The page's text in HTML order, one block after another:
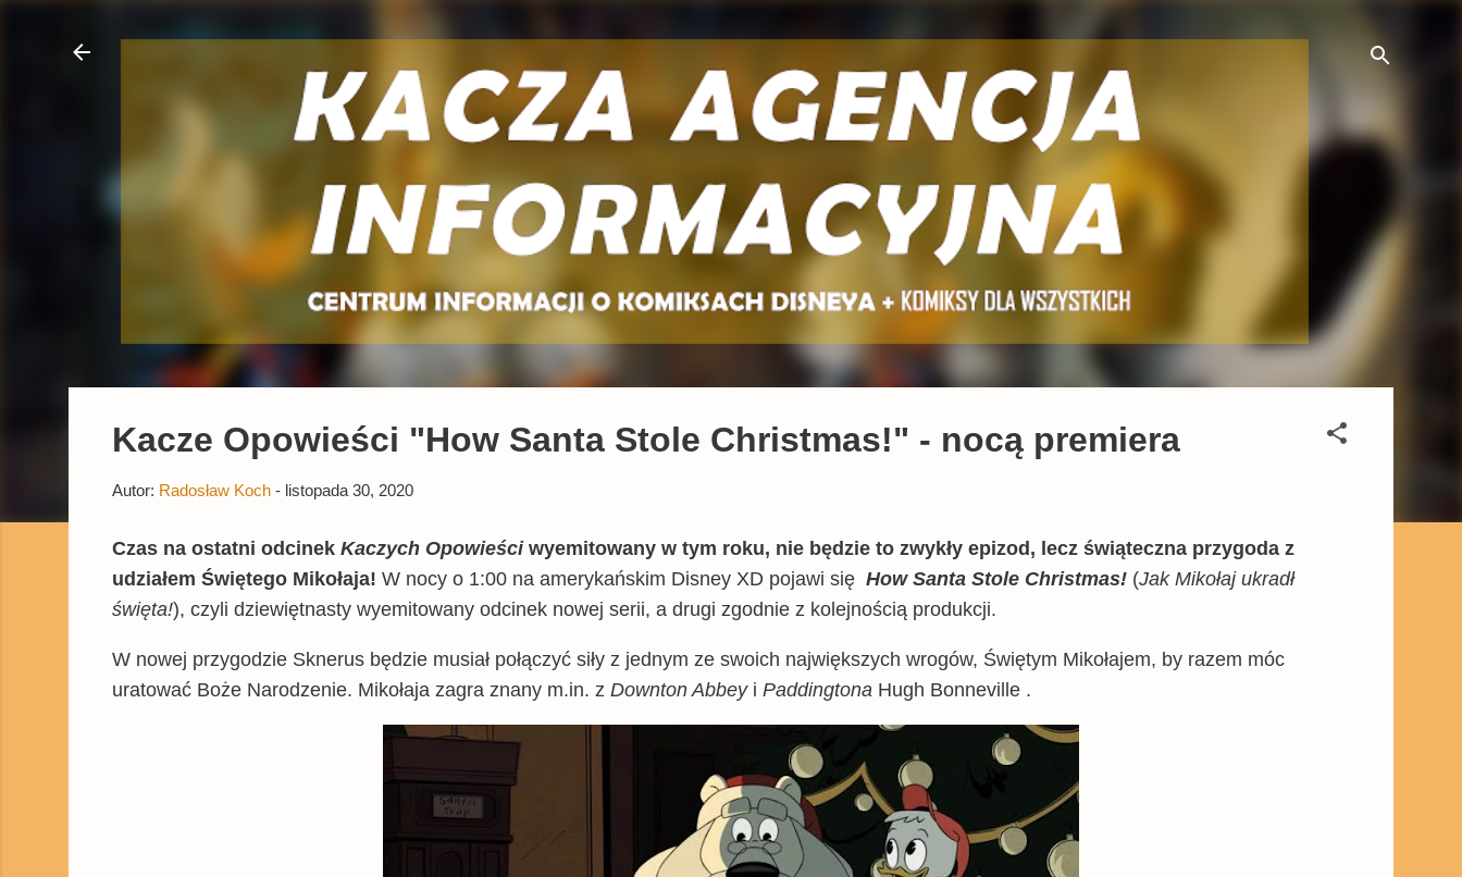
Kacze Opowieści "How Santa Stole Christmas!" - nocą premiera
Autor: Radosław Koch - listopada 30, 2020
Czas na ostatni odcinek Kaczych Opowieści wyemitowany w tym roku, nie będzie to zwykły epizod, lecz świąteczna przygoda z
udziałem Świętego Mikołaja! W nocy o 1:00 na amerykańskim Disney XD pojawi się How Santa Stole Christmas! (Jak Mikołaj ukradł
święta!), czyli dziewiętnasty wyemitowany odcinek nowej serii, a drugi zgodnie z kolejnością produkcji.
W nowej przygodzie Sknerus będzie musiał połączyć siły z jednym ze swoich największych wrogów, Świętym Mikołajem, by razem móc
uratować Boże Narodzenie. Mikołaja zagra znany m.in. z Downton Abbey i Paddingtona Hugh Bonneville .